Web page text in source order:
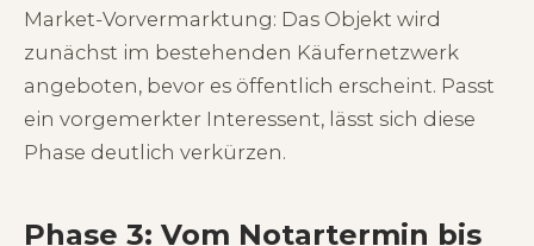
Market-Vorvermarktung: Das Objekt wird
zunächst im bestehenden Käufernetzwerk
angeboten, bevor es öffentlich erscheint. Passt
ein vorgemerkter Interessent, lässt sich diese
Phase deutlich verkürzen.
Phase 3: Vom Notartermin bis